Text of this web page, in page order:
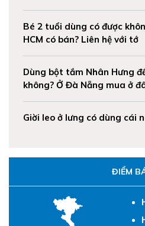
Bé 2 tuổi dùng có được
HCM có bán? Liên hệ với tớ
Dùng bột tắm Nhân Hưng
không? Ở Đà Nẵng mua ở
Giời leo ở lưng có dùng cái
ĐIỂM